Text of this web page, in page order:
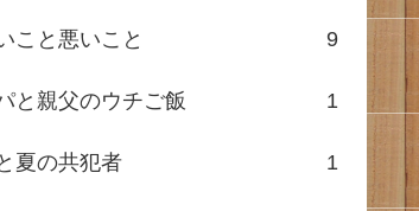
こと悪いこと 9
と親父のウチご飯 1
夏の共犯者 1